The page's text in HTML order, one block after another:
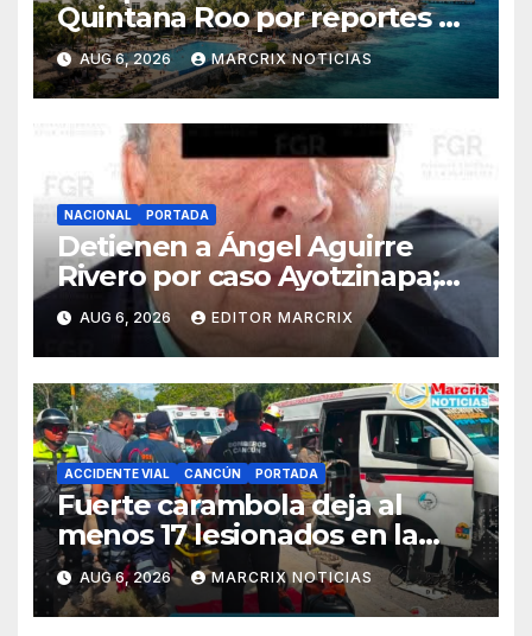
Quintana Roo por reportes de
Cyclospora
AUG 6, 2026 MARCRIX NOTICIAS
NACIONAL PORTADA
Detienen a Ángel Aguirre
Rivero por caso Ayotzinapa;
FGR lo señala por ocultar
evidencias
AUG 6, 2026 EDITOR MARCRIX
ACCIDENTE VIAL CANCÚN PORTADA
Fuerte carambola deja al
menos 17 lesionados en la
avenida Nichupté de Cancún
AUG 6, 2026 MARCRIX NOTICIAS